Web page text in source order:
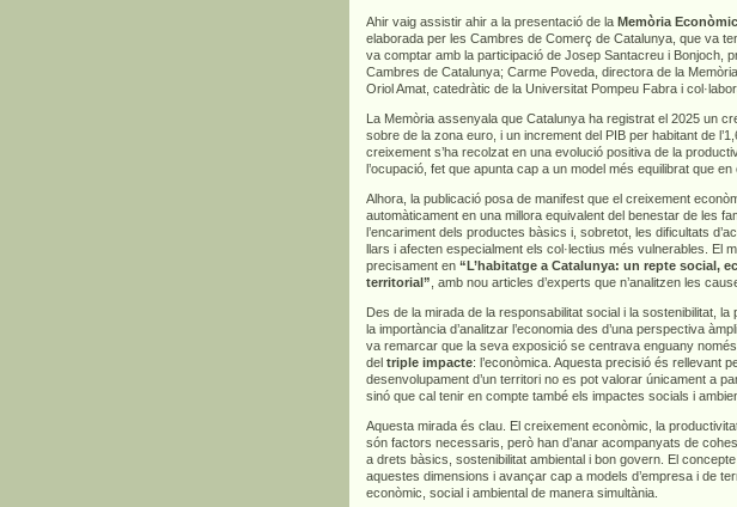
Ahir vaig assistir ahir a la presentació de la Memòria
elaborada per les Cambres de Comerç de Catalunya, que va
va comptar amb la participació de Josep Santacreu i Bonjoch,
Cambres de Catalunya; Carme Poveda, directora de la
Oriol Amat, catedràtic de la Universitat Pompeu Fabra i
La Memòria assenyala que Catalunya ha registrat el 2025 un
sobre de la zona euro, i un increment del PIB per habitant de
creixement s’ha recolzat en una evolució positiva de la
l’ocupació, fet que apunta cap a un model més equilibrat que en
Alhora, la publicació posa de manifest que el creixement
automàticament en una millora equivalent del benestar de les
l’encariment dels productes bàsics i, sobretot, les dificultats
llars i afecten especialment els col·lectius més vulnerables. El
precisament en “L’habitatge a Catalunya: un repte social,
territorial” , amb nou articles d’experts que n’analitzen les
Des de la mirada de la responsabilitat social i la sostenibilitat,
la importància d’analitzar l’economia des d’una perspectiva
va remarcar que la seva exposició se centrava enguany
del triple impacte: l’econòmica. Aquesta precisió és rellevant
desenvolupament d’un territori no es pot valorar únicament a
sinó que cal tenir en compte també els impactes socials i
Aquesta mirada és clau. El creixement econòmic, la
són factors necessaris, però han d’anar acompanyats de
a drets bàsics, sostenibilitat ambiental i bon govern. El
aquestes dimensions i avançar cap a models d’empresa i de
econòmic, social i ambiental de manera simultània.